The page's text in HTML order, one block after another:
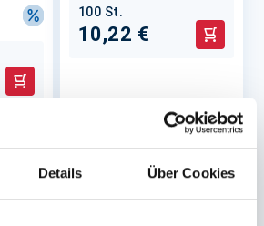
Details Über Cookies
In den Warenkorb
100 St.
10,22 € In den